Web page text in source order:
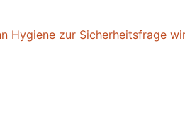
Hygiene zur Sicherheitsfrage